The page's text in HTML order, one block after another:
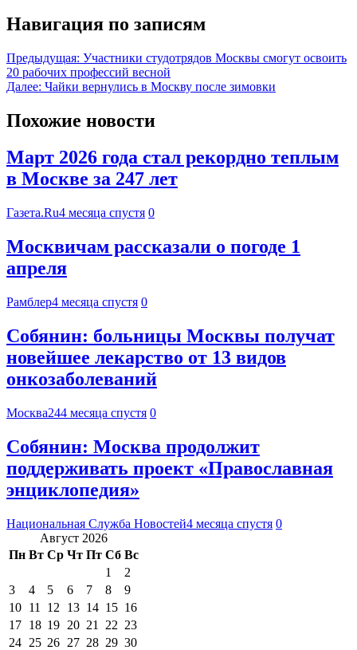
Навигация по записям
Предыдущая: Участники студотрядов Москвы смогут освоить
20 рабочих профессий весной
Далее: Чайки вернулись в Москву после зимовки
Похожие новости
Март 2026 года стал рекордно теплым
в Москве за 247 лет
Газета.Ru4 месяца спустя 0
Москвичам рассказали о погоде 1
апреля
Рамблер4 месяца спустя 0
Собянин: больницы Москвы получат
новейшее лекарство от 13 видов
онкозаболеваний
Москва244 месяца спустя 0
Собянин: Москва продолжит
поддерживать проект «Православная
энциклопедия»
Национальная Служба Новостей4 месяца спустя 0
Август 2026
Пн Вт Ср Чт Пт Сб Вс
1
2
3
4 5 6 7 8
9
10 11 12 13 14 15 16
17 18 19 20 21 22 23
24 25 26 27 28 29 30